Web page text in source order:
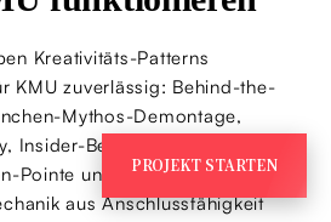
Kreativitäts-Patterns
KMU zuverlässig: Behind-the-
Mythos-Demontage,
Insider-Beobachtung, Kunden-
Pointe und Format-Hijack. Alle
aus Anschlussfähigkeit
PROJEKT STARTEN